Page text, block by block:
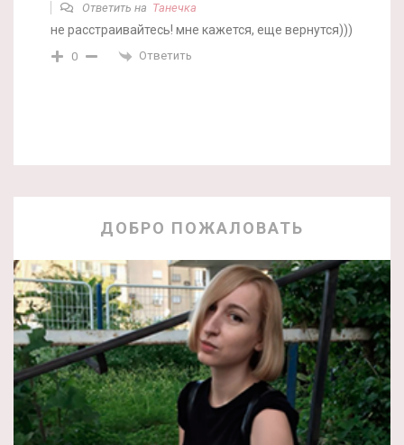
Ответить на Танечка
не расстраивайтесь! мне кажется, еще вернутся)))
0 Ответить
ДОБРО ПОЖАЛОВАТЬ